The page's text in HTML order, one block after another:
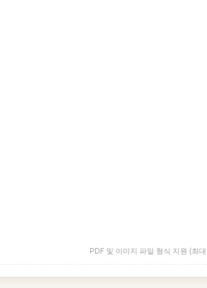
PDF 및 이미지 파일 형식 지원 (최